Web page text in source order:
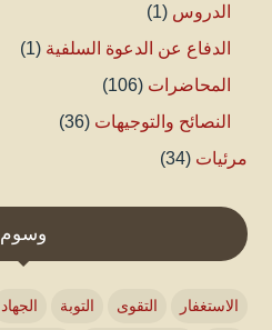
الدروس (1)
الدفاع عن الدعوة السلفية (1)
المحاضرات (106)
النصائح والتوجيهات (36)
مرئيات (34)
وسوم
الاستغفار التقوى التوبة الجهاد